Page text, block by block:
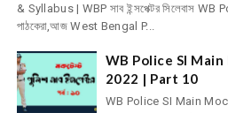
& Syllabus | WBP সাব ইন্সপেক্টর সিলেবাস
পাঠকেরা,আজ West Bengal P...
WB Police SI
2022 | Part 10
WB Police SI Main